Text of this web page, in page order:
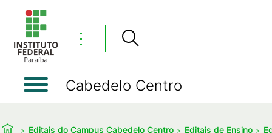
⋮
Cabedelo Centro
Editais do Campus Cabedelo Centro Editais de Ensino